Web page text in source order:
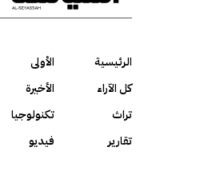
الرئيسية الأولى
كل الآراء
الأخيرة
تراث
تكنولوجيا
تقارير
فيديو